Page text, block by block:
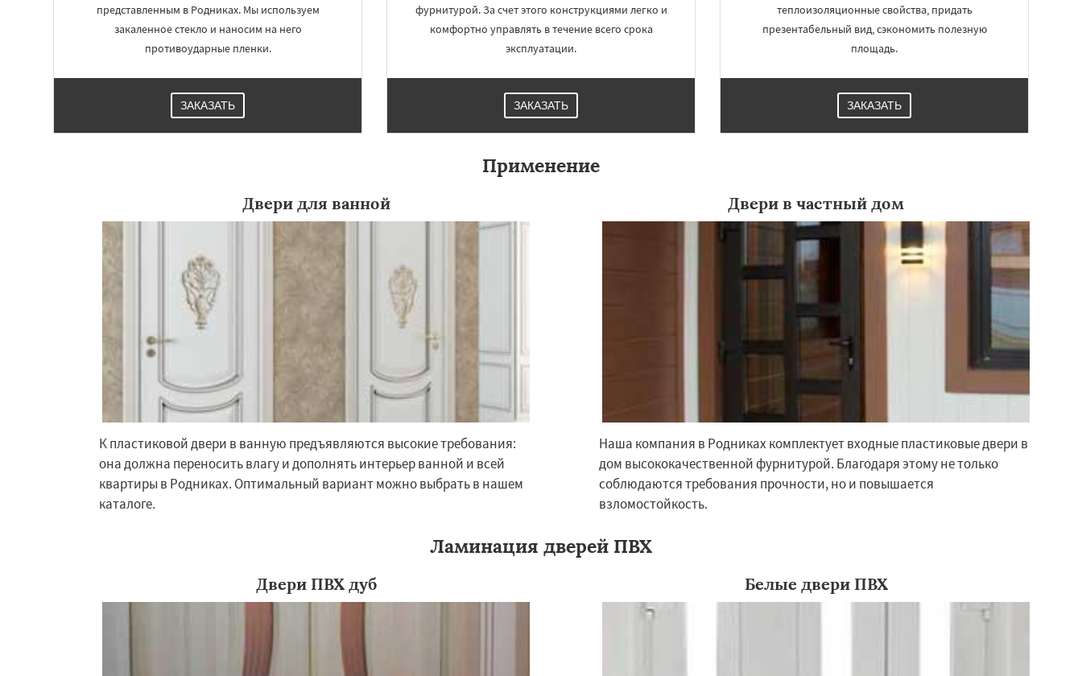
регионам
×
Фосфоритный Фряново
Черкизово Черусти Шаховская
представленным в Родниках. Мы используем
закаленное стекло и наносим на него
противоударные пленки.
ЗАКАЗАТЬ
фурнитурой. За счет этого конструкциями легко и
комфортно управлять в течение всего срока
эксплуатации.
ЗАКАЗАТЬ
теплоизоляционные свойства, придать
презентабельный вид, сэкономить полезную
площадь.
ЗАКАЗАТЬ
Применение
Двери для ванной
К пластиковой двери в ванную предъявляются высокие требования:
она должна переносить влагу и дополнять интерьер ванной и всей
квартиры в Родниках. Оптимальный вариант можно выбрать в нашем
каталоге.
Двери в частный дом
Наша компания в Родниках комплектует входные пластиковые двери в
дом высококачественной фурнитурой. Благодаря этому не только
соблюдаются требования прочности, но и повышается
взломостойкость.
Ламинация дверей ПВХ
Двери ПВХ дуб Белые двери ПВХ
УЗНАТЬ ПОДРОБНЕЕ
Даю согласие на обработку персональных данных